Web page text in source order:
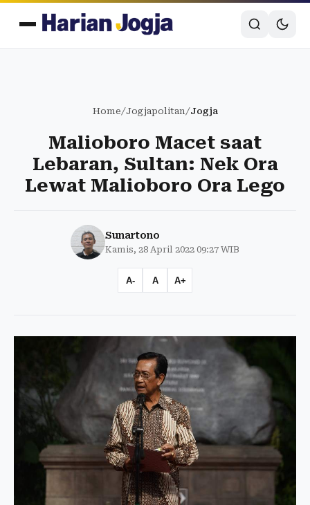
Home/Jogjapolitan/Jogja
Malioboro Macet saat
Lebaran, Sultan: Nek Ora
Lewat Malioboro Ora Lego
Sunartono
Kamis, 28 April 2022 09:27 WIB
A- A A+